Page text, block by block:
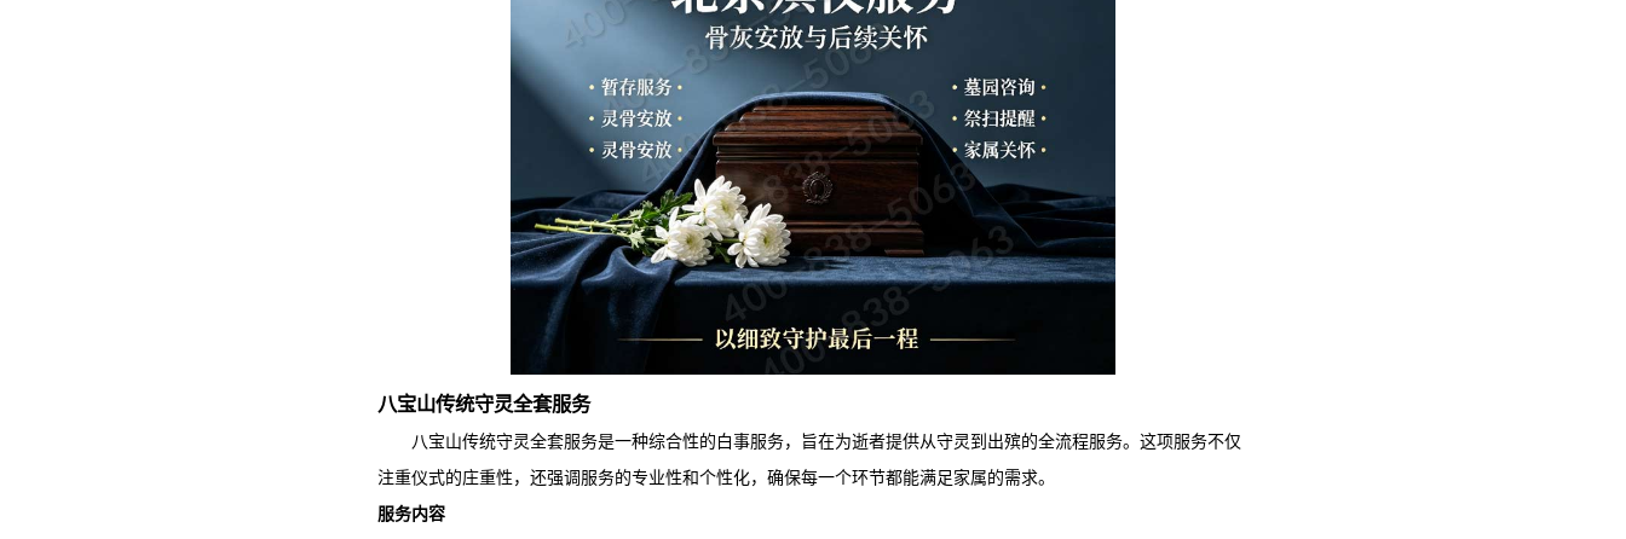
八宝山传统守灵全套服务
八宝山传统守灵全套服务是一种综合性的白事服务，旨在为逝者提供从守灵到出殡的全流程服务。这项服务不仅
注重仪式的庄重性，还强调服务的专业性和个性化，确保每一个环节都能满足家属的需求。
服务内容